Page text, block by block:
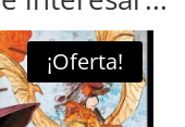
¡Oferta!